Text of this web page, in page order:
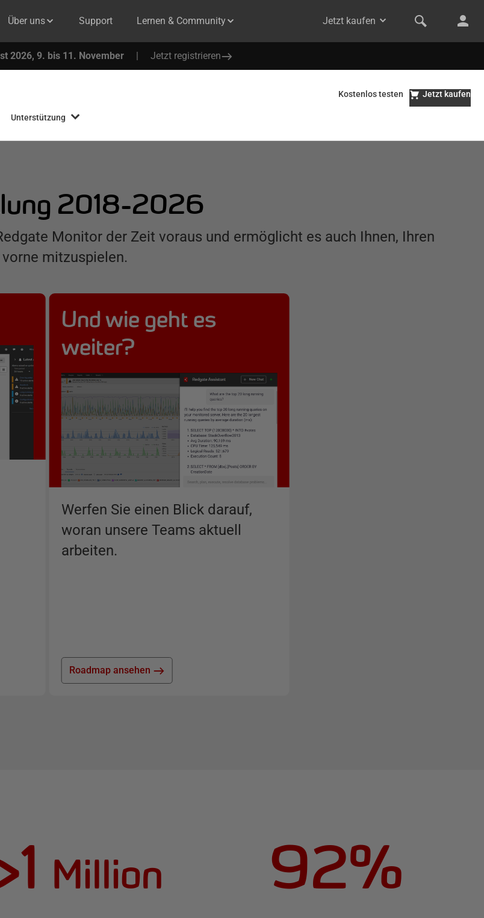
Über uns Support Lernen & Community Jetzt kaufen
2026, 9. bis 11. November | Jetzt registrieren
Unterstützung
Kostenlos testen Jetzt kaufen
2018-2026
Monitor der Zeit voraus und ermöglicht es auch Ihnen, Ihren
mitzuspielen.
Und wie geht es
weiter?
Werfen Sie einen Blick darauf,
woran unsere Teams aktuell
arbeiten.
Roadmap ansehen
Million 92%